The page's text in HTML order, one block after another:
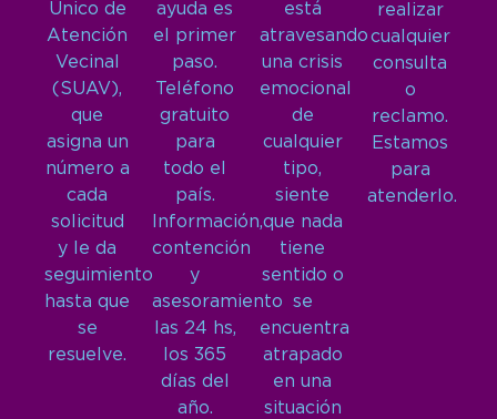
Único de
Atención
Vecinal
(SUAV),
que
asigna un
número a
cada
solicitud
y le da
seguimiento
hasta que
se
resuelve.
ayuda es
el primer
paso.
Teléfono
gratuito
para
todo el
país.
Información,
contención
y
asesoramiento
las 24 hs,
los 365
días del
año.
está
atravesando
una crisis
emocional
de
cualquier
tipo,
siente
que nada
tiene
sentido o
se
encuentra
atrapado
en una
situación
realizar
cualquier
consulta
o
reclamo.
Estamos
para
atenderlo.